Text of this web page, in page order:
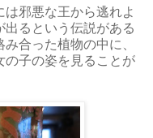
邪悪な王から逃れよ
出るという伝説がある
合った植物の中に、
の子の姿を見ることが